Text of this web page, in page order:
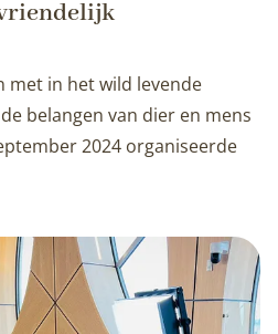
met in het wild levende
belangen van dier en mens
2024 organiseerde